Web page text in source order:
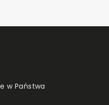
w Państwa